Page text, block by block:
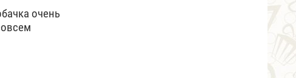
очень